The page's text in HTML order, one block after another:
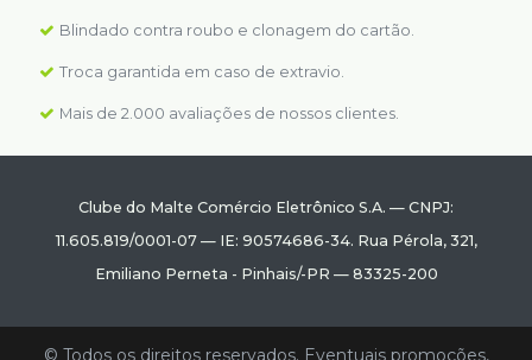
Blindado contra roubo e clonagem do cartão.
Troca garantida em caso de extravio.
Mais de 2.000 avaliações de nossos clientes.
Clube do Malte Comércio Eletrônico S.A. — CNPJ:
11.605.819/0001-07— IE: 90574686-34. Rua Pérola, 321,
Emiliano Perneta - Pinhais/-PR — 83325-200
© Todos os direitos reservados. Eventuais promoções,